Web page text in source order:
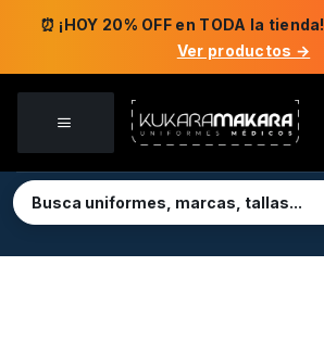
Saltar
⏰ ¡HOY 20% OFF en TODA la tienda!
Ver productos →